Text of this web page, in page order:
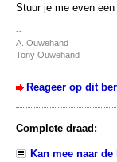
Stuur je me even
--
A. Ouwehand
Tony Ouwehand
Reageer op dit
Complete draad:
Kan mee naar